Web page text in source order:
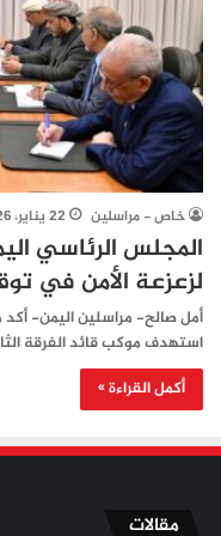
خاص - مراسلين 22 يناير، 2026
المجلس الرئاسي
لزعزعة الأمن في
أمل صالح- مراسلين اليمن-
استهدف موكب قائد الفرقة
أكمل القراءة »
مقالات